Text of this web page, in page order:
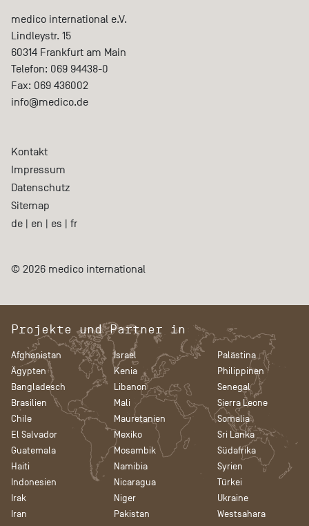
medico international e.V.
Lindleystr. 15
60314 Frankfurt am Main
Telefon: 069 94438-0
Fax: 069 436002
info@medico.de
Kontakt
Impressum
Datenschutz
Sitemap
de | en | es | fr
© 2026 medico international
Projekte und Partner in
Afghanistan
Ägypten
Bangladesch
Brasilien
Chile
El Salvador
Guatemala
Haiti
Indonesien
Irak
Iran
Israel
Kenia
Libanon
Mali
Mauretanien
Mexiko
Mosambik
Namibia
Nicaragua
Niger
Pakistan
Palästina
Philippinen
Senegal
Sierra Leone
Somalia
Sri Lanka
Südafrika
Syrien
Türkei
Ukraine
Westsahara